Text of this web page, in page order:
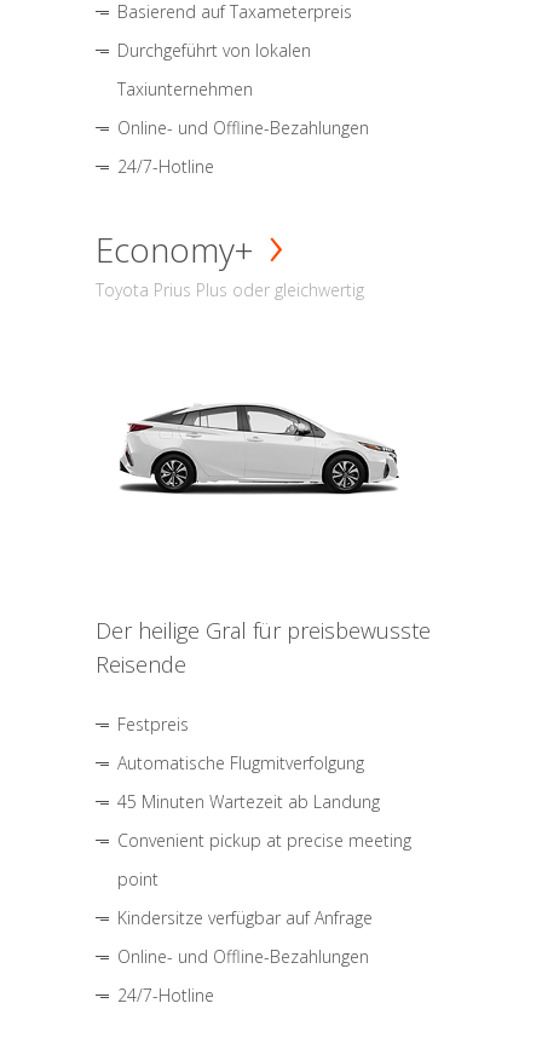
Basierend auf Taxameterpreis
Durchgeführt von lokalen
Taxiunternehmen
Online- und Offline-Bezahlungen
24/7-Hotline
Economy+
Toyota Prius Plus oder gleichwertig
Der heilige Gral für preisbewusste
Reisende
Festpreis
Automatische Flugmitverfolgung
45 Minuten Wartezeit ab Landung
Convenient pickup at precise meeting
point
Kindersitze verfügbar auf Anfrage
Online- und Offline-Bezahlungen
24/7-Hotline